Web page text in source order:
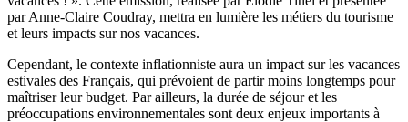
par Anne-Claire Coudray, mettra en lumière les métiers du tourisme
et leurs impacts sur nos vacances.
Cependant, le contexte inflationniste aura un impact sur les vacances
estivales des Français, qui prévoient de partir moins longtemps pour
maîtriser leur budget. Par ailleurs, la durée de séjour et les
préoccupations environnementales sont deux enjeux importants à